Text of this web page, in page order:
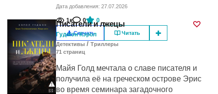
Дата добавления: 27.07.2026
1к 0 0
Скачать Читать
Писатели и лжецы
Гудмэн Кэрол
Детективы / Триллеры
71 cтраниц
Майя Голд мечтала о славе писателя и
получила её на греческом острове Эрис
во время семинара загадочного